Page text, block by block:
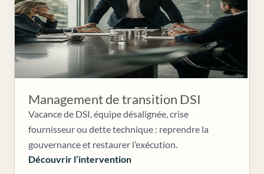
Management de transition DSI
Vacance de DSI, équipe désalignée, crise
fournisseur ou dette technique : reprendre la
gouvernance et restaurer l’exécution.
Découvrir l’intervention